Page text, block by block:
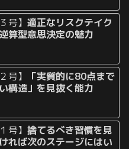
号】適正なリスクテイク
算型意思決定の魅力
号】
「実質的に80点まで
構造」を見抜く能力
号】捨てるべき習慣を見
れば次のステージにはい